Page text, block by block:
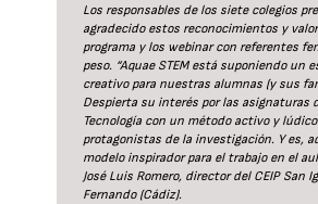
Los responsables de los siete colegios
agradecido estos reconocimientos y
programa y los webinar con referentes
peso. “Aquae STEM está suponiendo un
creativo para nuestras alumnas (y sus
Despierta su interés por las asignaturas
Tecnología con un método activo y
protagonistas de la investigación. Y es,
modelo inspirador para el trabajo en el
José Luis Romero, director del CEIP San
Fernando (Cádiz).